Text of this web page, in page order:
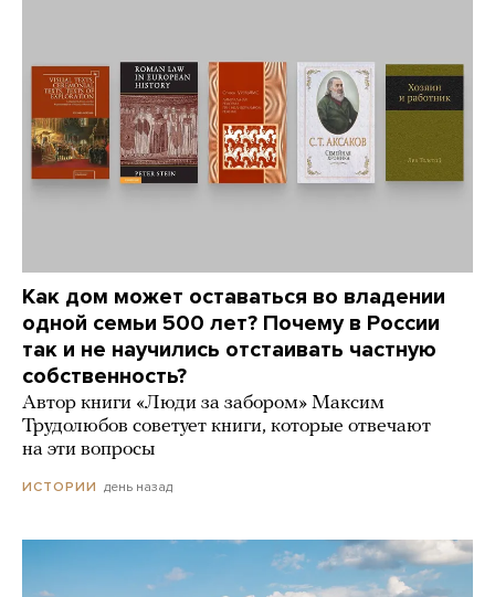
Как дом может оставаться во владении
одной семьи 500 лет? Почему в России
так и не научились отстаивать частную
собственность?
Автор книги «Люди за забором» Максим
Трудолюбов советует книги, которые отвечают
на эти вопросы
ИСТОРИИ день назад